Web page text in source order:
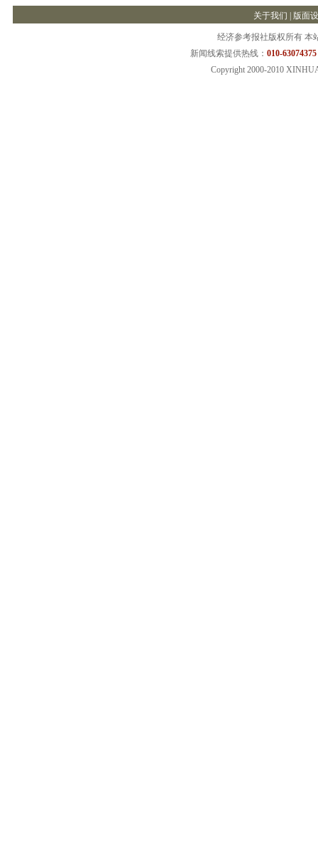
关于我们 版面
经济参考报社版权所有 本
新闻线索提供热线： 010-
Copyright 2000-2010